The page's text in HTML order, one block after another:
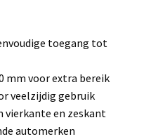
toegang tot
mm voor extra bereik
veelzijdig gebruik
vierkante en zeskant
automerken